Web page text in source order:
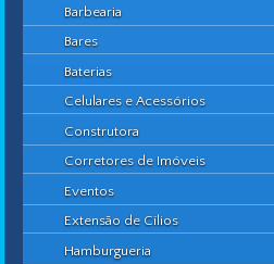
Barbearia
Bares
Baterias
Celulares e Acessórios
Construtora
Corretores de Imóveis
Eventos
Extensão de Cílios
Hamburgueria